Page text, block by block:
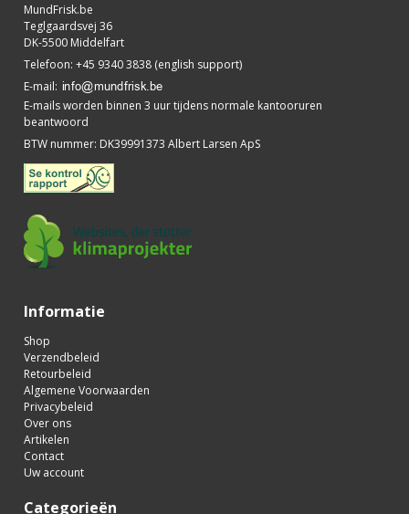
MundFrisk.be
Teglgaardsvej 36
DK-5500 Middelfart
Telefoon: +45 9340 3838 (english support)
E-mail:
E-mails worden binnen 3 uur tijdens normale kantooruren
beantwoord
BTW nummer: DK39991373 Albert Larsen ApS
Informatie
Shop
Verzendbeleid
Retourbeleid
Algemene Voorwaarden
Privacybeleid
Over ons
Artikelen
Contact
Uw account
Categorieën